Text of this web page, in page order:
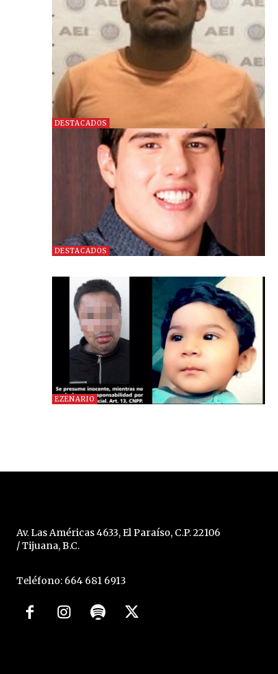
DESTACADOS
DESTACADOS
EZENARIO
Av. Las Américas 4633, El Paraíso, C.P. 22106
/ Tijuana, B.C.
Teléfono: 664 681 6913